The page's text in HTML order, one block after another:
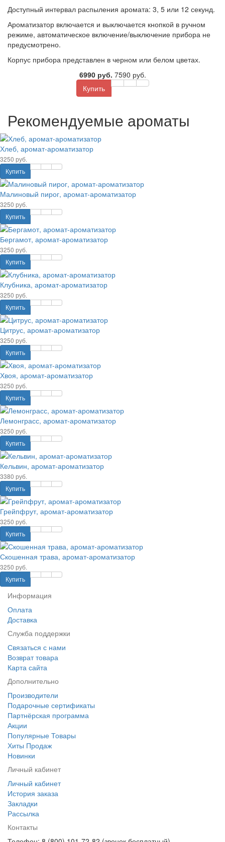
Доступный интервал распыления аромата: 3, 5 или 12 секунд.
Ароматизатор включается и выключается кнопкой в ручном
режиме, автоматическое включение/выключение прибора не
предусмотрено.
Корпус прибора представлен в черном или белом цветах.
6990 руб. 7590 руб.
Купить
Рекомендуемые ароматы
Хлеб, аромат-ароматизатор
3250 руб.
Купить
Малиновый пирог, аромат-ароматизатор
3250 руб.
Купить
Бергамот, аромат-ароматизатор
3250 руб.
Купить
Клубника, аромат-ароматизатор
3250 руб.
Купить
Цитрус, аромат-ароматизатор
3250 руб.
Купить
Хвоя, аромат-ароматизатор
3250 руб.
Купить
Лемонграсс, аромат-ароматизатор
3250 руб.
Купить
Кельвин, аромат-ароматизатор
3380 руб.
Купить
Грейпфрут, аромат-ароматизатор
3250 руб.
Купить
Скошенная трава, аромат-ароматизатор
3250 руб.
Купить
Информация
Оплата
Доставка
Служба поддержки
Связаться с нами
Возврат товара
Карта сайта
Дополнительно
Производители
Подарочные сертификаты
Партнёрская программа
Акции
Популярные Товары
Хиты Продаж
Новинки
Личный кабинет
Личный кабинет
История заказа
Закладки
Рассылка
Контакты